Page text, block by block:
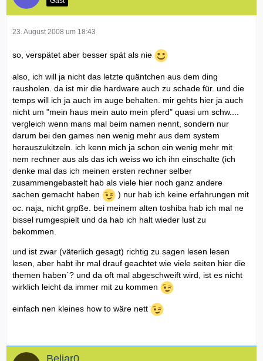
23. August 2008 um 18:43
so, verspätet aber besser spät als nie
also, ich will ja nicht das letzte quäntchen aus dem ding
rausholen. da ist mir die hardware auch zu schade für. und die
temps will ich ja auch im auge behalten. mir gehts hier ja auch
nicht um "mein haus mein auto mein pferd" quasi um schw....
vergleich wenn mans mal beim namen nennt, sondern nur
darum bei den games nen wenig mehr aus dem system
herauszukitzeln. ich kenn mich ja schon ein wenig mehr mit
nem rechner aus als das ich weiss wo ich ihn einschalte (ich
denke mal das ich meinen ersten rechner selber
zusammengebastelt hab als viele hier noch ganz andere
sachen gemacht haben
) nur hab ich keine erfahrungen mit
oc. naja, nicht grpße. bei meinem alten toshiba hab ich mal ne
bissel rumgespielt und da hab ich halt wieder lust zu
bekommen.
und ist zwar (väterlich gesagt) richtig zu sagen lesen lesen
lesen, aber habt ihr mal drauf geachtet wie viele seiten hier die
themen haben`? und da oft mal abgeschweift wird, ist es nicht
wirklich leicht da immer mit zu kommen
einfach nen kleines how to wäre nett